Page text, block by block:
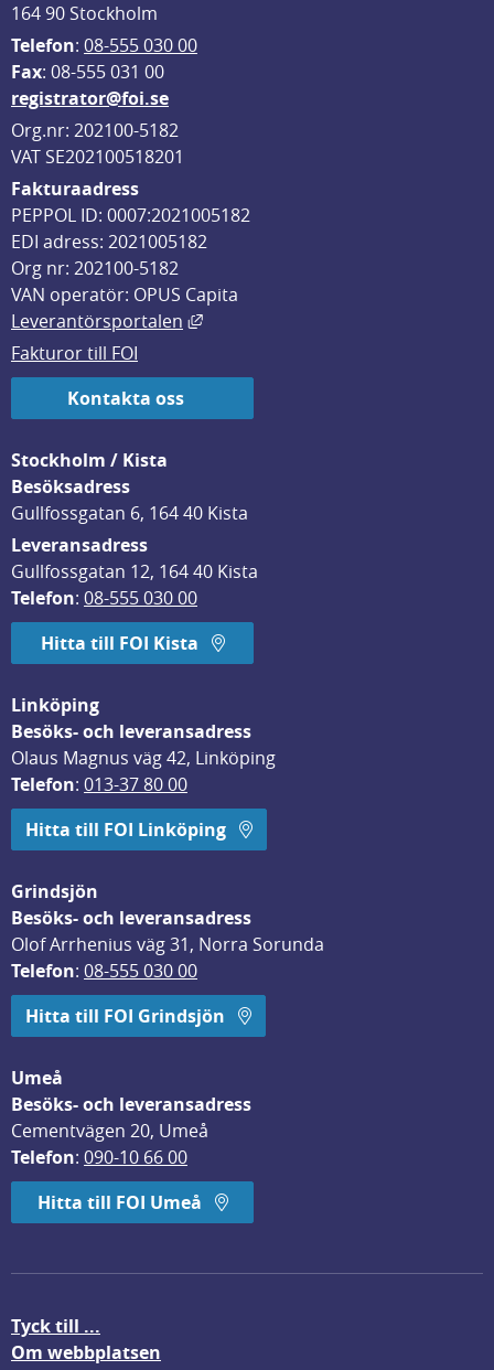
164 90 Stockholm
Telefon: 08-555 030 00
Fax: 08-555 031 00
registrator@foi.se
Org.nr: 202100-5182
VAT SE202100518201
Fakturaadress
PEPPOL ID: 0007:2021005182
EDI adress: 2021005182
Org nr: 202100-5182
VAN operatör: OPUS Capita
Leverantörsportalen
Länk till annan webbplats, öppnas
Fakturor till FOI
Kontakta oss
Stockholm / Kista
Besöksadress
Gullfossgatan 6, 164 40 Kista
Leveransadress
Gullfossgatan 12, 164 40 Kista
Telefon: 08-555 030 00
Hitta till FOI Kista
Linköping
Besöks- och leveransadress
Olaus Magnus väg 42, Linköping
Telefon: 013-37 80 00
Hitta till FOI Linköping
Grindsjön
Besöks- och leveransadress
Olof Arrhenius väg 31, Norra Sorunda
Telefon: 08-555 030 00
Hitta till FOI Grindsjön
Umeå
Besöks- och leveransadress
Cementvägen 20, Umeå
Telefon: 090-10 66 00
Hitta till FOI Umeå
Tyck till ...
Om webbplatsen